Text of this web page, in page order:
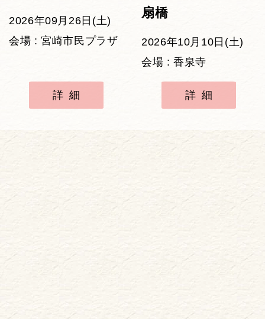
2026年09月26日(土)
会場 : 宮崎市民プラザ
詳細
扇橋
2026年10月10日(土)
会場 : 香泉寺
詳細